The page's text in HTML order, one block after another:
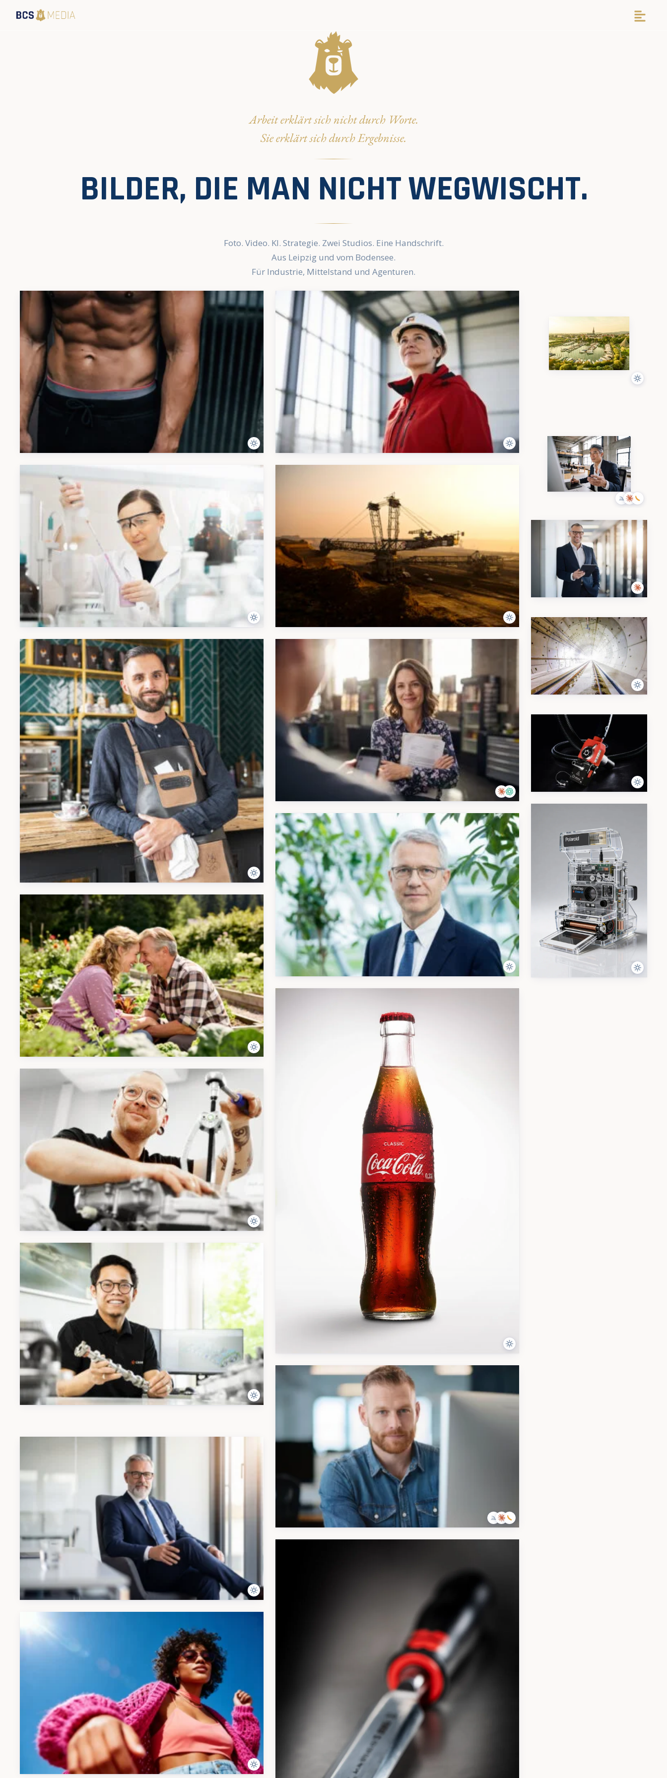
Arbeit erklärt sich nicht durch Worte.
Sie erklärt sich durch Ergebnisse.
BILDER, DIE MAN NICHT WEGWISCHT.
Foto. Video. KI. Strategie. Zwei Studios. Eine Handschrift.
Aus Leipzig und vom Bodensee.
Für Industrie, Mittelstand und Agenturen.